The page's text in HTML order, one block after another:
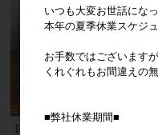
いつも大変お世話にな
本年の夏季休業スケジ
お手数ではございます
くれぐれもお間違えの
■弊社休業期間■